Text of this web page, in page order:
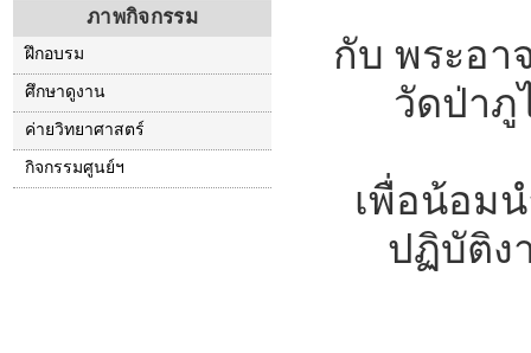
ภาพกิจกรรม
ฝึกอบรม
ศึกษาดูงาน
ค่ายวิทยาศาสตร์
กิจกรรมศูนย์ฯ
กับ พระอา
วัดป่าภู
เพื่อน้อม
ปฏิบัติง